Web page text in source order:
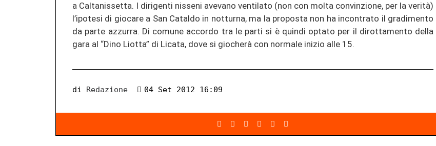
a Caltanissetta. I dirigenti nisseni avevano ventilato (non con molta convinzione, per la verità)
l’ipotesi di giocare a San Cataldo in notturna, ma la proposta non ha incontrato il gradimento
da parte azzurra. Di comune accordo tra le parti si è quindi optato per il dirottamento della
gara al “Dino Liotta” di Licata, dove si giocherà con normale inizio alle 15.
di Redazione 04 Set 2012 16:09